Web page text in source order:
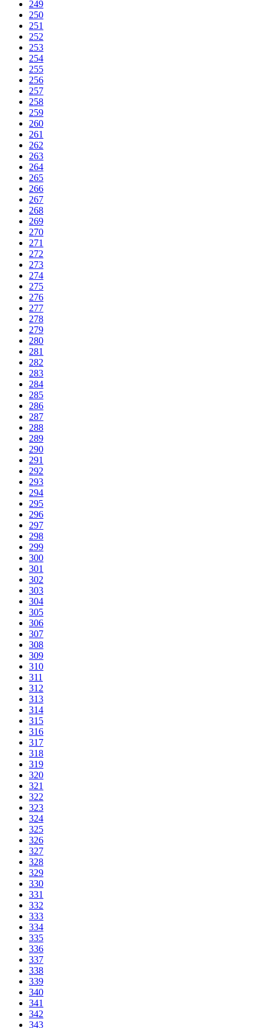
249
250
251
252
253
254
255
256
257
258
259
260
261
262
263
264
265
266
267
268
269
270
271
272
273
274
275
276
277
278
279
280
281
282
283
284
285
286
287
288
289
290
291
292
293
294
295
296
297
298
299
300
301
302
303
304
305
306
307
308
309
310
311
312
313
314
315
316
317
318
319
320
321
322
323
324
325
326
327
328
329
330
331
332
333
334
335
336
337
338
339
340
341
342
343